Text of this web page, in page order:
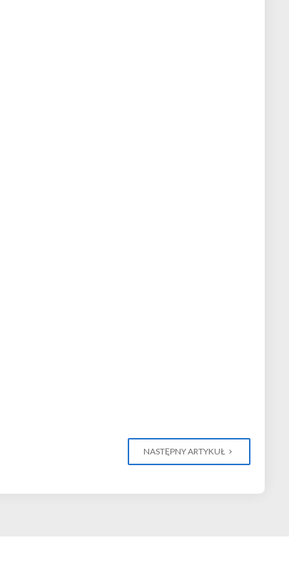
NASTĘPNY ARTYKUŁ